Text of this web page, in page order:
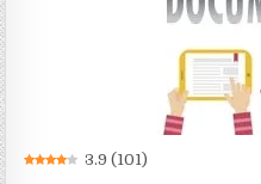
3.9 (101)